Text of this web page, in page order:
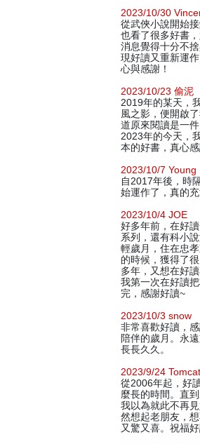
2023/10/30
從武俠小說開始
也看了很多好書
消息覺得十分不
現好讀又重新運
心與感謝！
2023/10/23 偷泥
2019年的某天，
風之影，便開啟
道原來閱讀是一件
2023年的今天，
本的好書，真心感
2023/10/7 Young
自2017年後，時
始運作了，真的充
2023/10/4 JOE
好多年前，在好
系列，還有科小
輕歲月，住在忠
的時候，獲得了
多年，又想在好
我第一次在好讀
完，感謝好讀~
2023/10/3 snow
非常喜歡好讀，
陪伴的歲月。永
長長久久。
2023/9/24
從2006年起，好
麼長的時間。直
我以為就此不再
然想起老朋友，
又驚又喜。祝福